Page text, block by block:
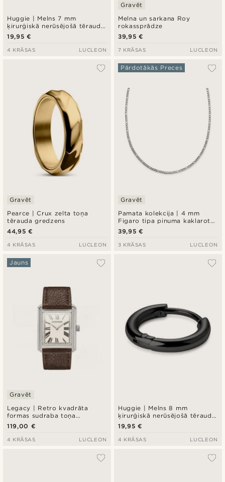
Huggie | Melns 7 mm
ķirurģiskā nerūsējošā tērauda
auskars
19,95 €
4 KRĀSAS LUCLEON
Melna un sarkana Roy
rokassprādze
Gravēt
39,95 €
7 KRĀSAS LUCLEON
Pearce | Crux zelta toņa
tērauda gredzens
Gravēt
44,95 €
4 KRĀSAS LUCLEON
Pamata kolekcija | 4 mm
Figaro tipa pinuma kaklarota
sudraba krāsā
Pārdotākās Preces
Gravēt
39,95 €
3 KRĀSAS LUCLEON
Legacy | Retro kvadrāta
formas sudraba toņa
pulkstenis ar krēmkrāsas
romiešu ciparnīcu un tumši
brūnu ādas siksniņu
Jauns
Gravēt
119,00 €
4 KRĀSAS LUCLEON
Huggie | Melns 8 mm
ķirurģiskā nerūsējošā tērauda
gredzenveida auskars
19,95 €
4 KRĀSAS LUCLEON